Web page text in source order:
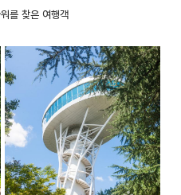
를 찾은 여행객